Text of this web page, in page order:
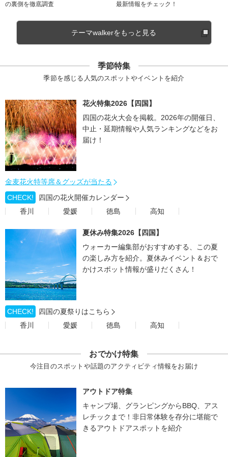
の裏側を徹底調査
最新情報をチェック！
テーマwalkerをもっと見る
季節特集
季節を感じる人気のスポットやイベントを紹介
花火特集2026【四国】
四国の花火大会を掲載。2026年の開催日、
中止・延期情報や人気ランキングなどをお
届け！
金麦花火特等席＆グッズが当たる
CHECK!
四国の花火開催カレンダー
香川
愛媛 徳島 高知
夏休み特集2026【四国】
ウォーカー編集部がおすすめする、この夏
の楽しみ方を紹介。夏休みイベント＆おで
かけスポット情報が盛りだくさん！
CHECK!
四国の夏祭りはこちら
香川
愛媛 徳島 高知
おでかけ特集
今注目のスポットや話題のアクティビティ情報をお届け
アウトドア特集
キャンプ場、グランピングからBBQ、アス
レチックまで！非日常体験を存分に堪能で
きるアウトドアスポットを紹介